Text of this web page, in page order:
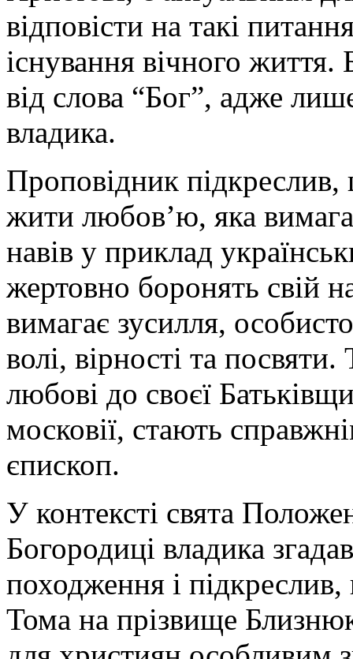
відповісти на такі
існування вічного життя.
від слова “Бог”, адже
владика.
Проповідник
жити любов’ю, яка
навів у приклад
жертовно боронять свій
вимагає зусилля,
волі, вірності та
любові до своєї
московії, стають
єпископ.
У контексті свята
Богородиці владика
походження і
Тома на прізвище